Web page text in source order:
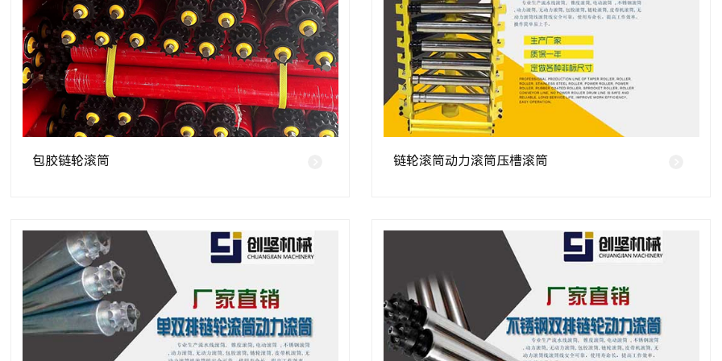
包胶链轮滚筒 链轮滚筒动力滚筒压槽滚筒